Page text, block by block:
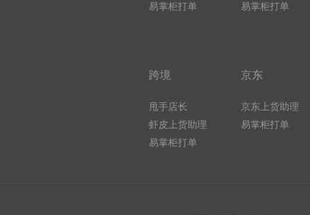
易掌柜打单
易掌柜打单
跨境
甩手店长
虾皮上货助理
易掌柜打单
京东
京东上货助理
易掌柜打单